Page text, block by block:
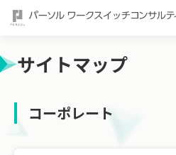
サイトマップ
コーポレート